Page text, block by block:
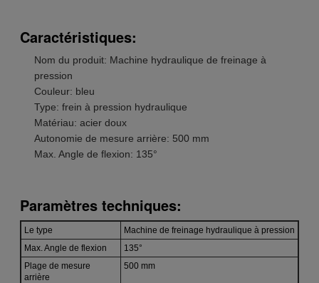
Caractéristiques:
Nom du produit: Machine hydraulique de freinage à
pression
Couleur: bleu
Type: frein à pression hydraulique
Matériau: acier doux
Autonomie de mesure arrière: 500 mm
Max. Angle de flexion: 135°
Paramètres techniques:
Le type
Machine de freinage hydraulique à pression
Max. Angle de flexion
135°
Plage de mesure
arrière
500 mm